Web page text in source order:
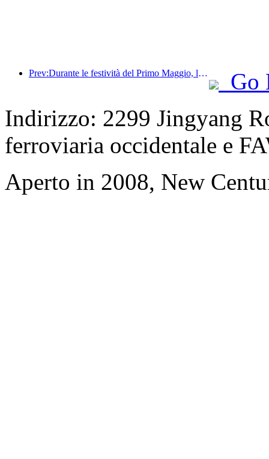
Prev:Durante le festività del Primo Maggio, la ferrovia del delta del fiume Yangtze ha trasportato oltre 21,38 milioni di passeggeri.
Go
Indirizzo: 2299 Jingyang
ferroviaria occidentale e
Aperto in 2008, New